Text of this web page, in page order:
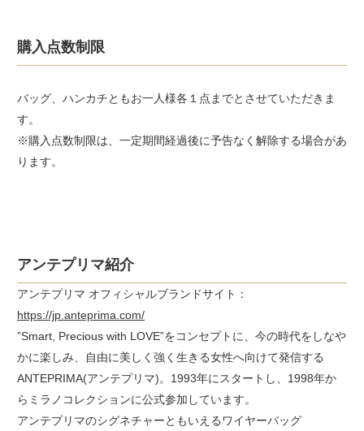
購入点数制限
バッグ、ハンカチともお一人様各１点までとさせていただきま
す。
※購入点数制限は、一定期間経過後に予告なく解除する場合があ
ります。
アンテプリマ紹介
アンテプリマ オフィシャルブランドサイト：
https://jp.anteprima.com/
”Smart, Precious with LOVE”をコンセプトに、今の時代をしなや
かに楽しみ、自由に美しく強く生きる女性へ向けて発信する
ANTEPRIMA(アンテプリマ)。1993年にスタートし、1998年か
らミラノコレクションに公式参加しています。
アンテプリマのシグネチャーともいえるワイヤーバッグ